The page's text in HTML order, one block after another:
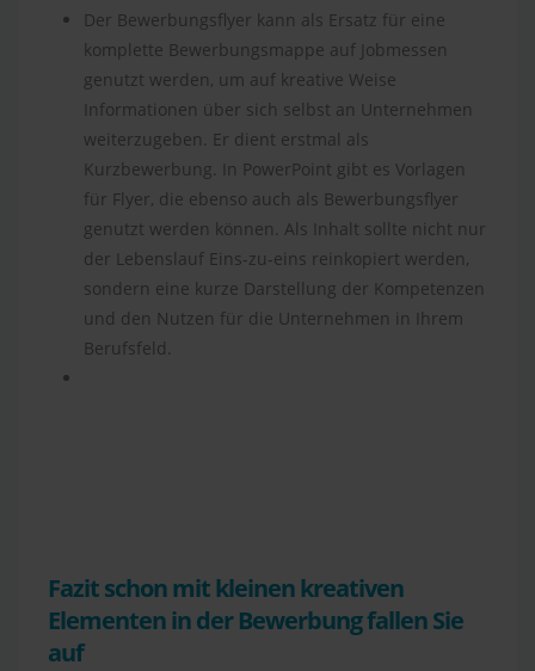
Der Bewerbungsflyer kann als Ersatz für eine
komplette Bewerbungsmappe auf Jobmessen
genutzt werden, um auf kreative Weise
Informationen über sich selbst an Unternehmen
weiterzugeben. Er dient erstmal als
Kurzbewerbung. In PowerPoint gibt es Vorlagen
für Flyer, die ebenso auch als Bewerbungsflyer
genutzt werden können. Als Inhalt sollte nicht nur
der Lebenslauf Eins-zu-eins reinkopiert werden,
sondern eine kurze Darstellung der Kompetenzen
und den Nutzen für die Unternehmen in Ihrem
Berufsfeld.
Fazit schon mit kleinen kreativen
Elementen in der Bewerbung fallen Sie
auf